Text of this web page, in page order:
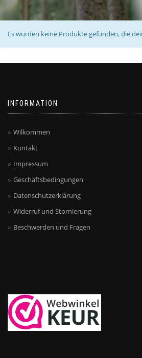
Es wurden keine Produkte gefunden, die
INFORMATION
Wilkommen
Kontakt
Impressum
Geschäftsbedingungen
Datenschutzerklärung
Widerruf und Stornierung
Beschwerden und Fragen